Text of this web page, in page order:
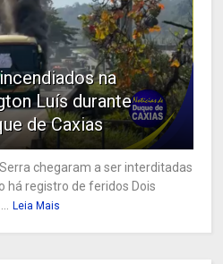
na
Luís durante
de Caxias
chegaram a ser interditadas
há registro de feridos Dois
Leia Mais